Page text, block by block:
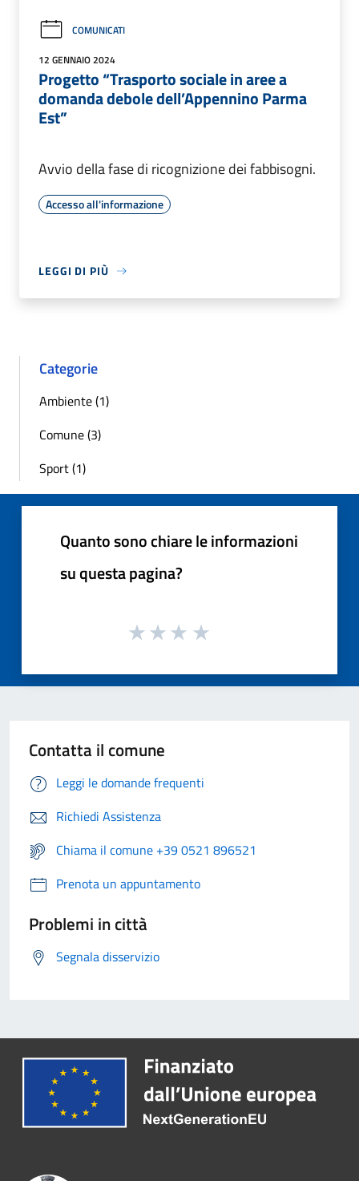
COMUNICATI
12 GENNAIO 2024
Progetto “Trasporto sociale in aree a
domanda debole dell’Appennino Parma
Est”
Avvio della fase di ricognizione dei fabbisogni.
Accesso all'informazione
LEGGI DI PIÙ
Categorie
Ambiente (1)
Comune (3)
Sport (1)
Quanto sono chiare le informazioni
su questa pagina?
Contatta il comune
Leggi le domande frequenti
Richiedi Assistenza
Chiama il comune +39 0521 896521
Prenota un appuntamento
Problemi in città
Segnala disservizio